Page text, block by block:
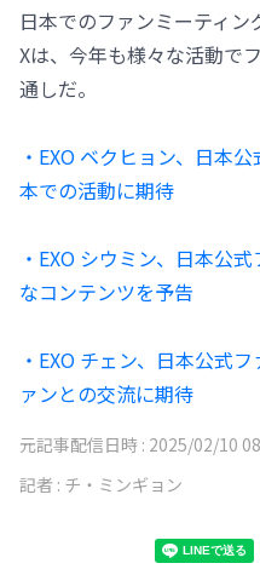
日本でのファンミーティン
Xは、今年も様々な活動で
通しだ。
・EXO ベクヒョン、日本
本での活動に期待
・EXO シウミン、日本公
なコンテンツを予告
・EXO チェン、日本公式
ァンとの交流に期待
元記事配信日時 : 2025/02/10
記者 : チ・ミンギョン